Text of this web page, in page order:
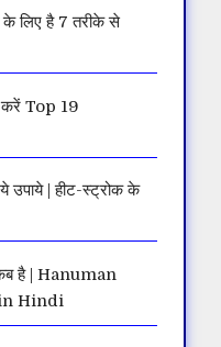
के लिए है 7 तरीके से
करें Top 19
| हीट-स्ट्रोक के
है | Hanuman
Hindi